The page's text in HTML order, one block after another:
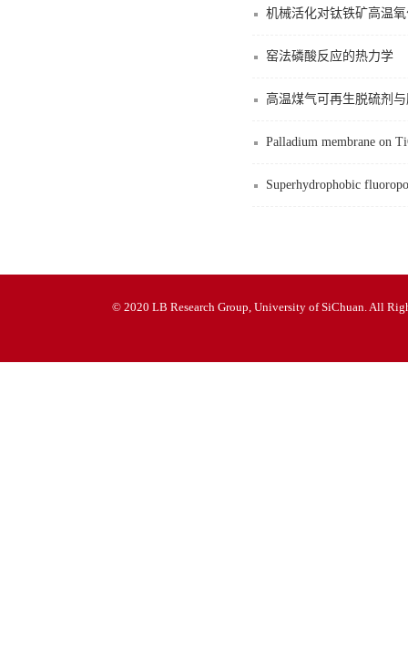
机械活化对钛铁矿高温
窑法磷酸反应的热力学
高温煤气可再生脱硫剂
Palladium membrane on
Superhydrophobic
© 2020 LB Research Group, University of SiChuan. All